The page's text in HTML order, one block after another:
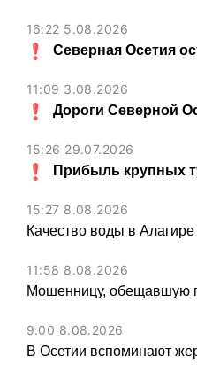
16:22 5.08.2026
Северная Осетия
11:09 3.08.2026
Дороги Северной
15:26 29.07.2026
Прибыль крупных
15:27 8.08.2026
Качество воды в
11:58 8.08.2026
Мошенницу, обещавшую
9:00 8.08.2026
В Осетии вспоминают